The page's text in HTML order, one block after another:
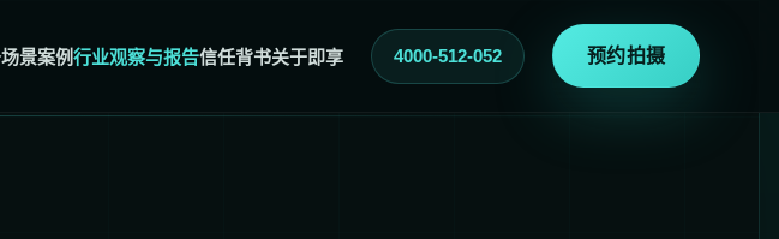
场景案例行业观察与报告信任背书关于即享 4000-512-052 预约拍摄